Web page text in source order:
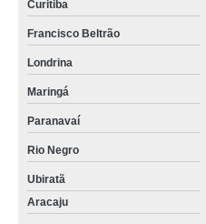
Curitiba
Francisco Beltrão
Londrina
Maringá
Paranavaí
Rio Negro
Ubiratã
Aracaju